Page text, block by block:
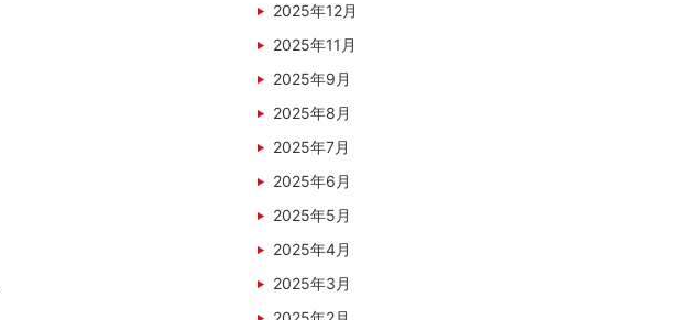
2025年12月
2025年11月
2025年9月
2025年8月
2025年7月
2025年6月
2025年5月
2025年4月
2025年3月